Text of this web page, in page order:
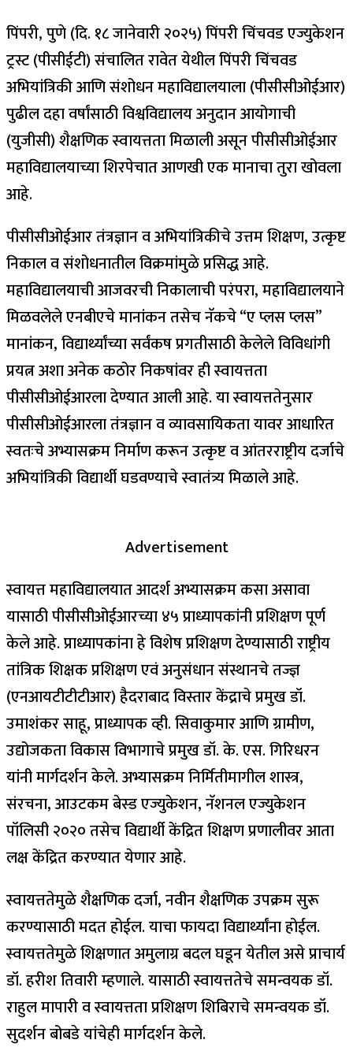
पिंपरी, पुणे (दि. १८ जानेवारी २०२५) पिंपरी चिंचवड एज्युकेशन
ट्रस्ट (पीसीईटी) संचालित रावेत येथील पिंपरी चिंचवड
अभियांत्रिकी आणि संशोधन महाविद्यालयाला (पीसीसीओईआर)
पुढील दहा वर्षांसाठी विश्वविद्यालय अनुदान आयोगाची
(युजीसी) शैक्षणिक स्वायत्तता मिळाली असून पीसीसीओईआर
महाविद्यालयाच्या शिरपेचात आणखी एक मानाचा तुरा खोवला
आहे.
पीसीसीओईआर तंत्रज्ञान व अभियांत्रिकीचे उत्तम शिक्षण, उत्कृष्ट
निकाल व संशोधनातील विक्रमांमुळे प्रसिद्ध आहे.
महाविद्यालयाची आजवरची निकालाची परंपरा, महाविद्यालयाने
मिळवलेले एनबीएचे मानांकन तसेच नॅकचे “ए प्लस प्लस”
मानांकन, विद्यार्थ्यांच्या सर्वंकष प्रगतीसाठी केलेले विविधांगी
प्रयत्न अशा अनेक कठोर निकषांवर ही स्वायत्तता
पीसीसीओईआरला देण्यात आली आहे. या स्वायत्ततेनुसार
पीसीसीओईआरला तंत्रज्ञान व व्यावसायिकता यावर आधारित
स्वतःचे अभ्यासक्रम निर्माण करून उत्कृष्ट व आंतरराष्ट्रीय दर्जाचे
अभियांत्रिकी विद्यार्थी घडवण्याचे स्वातंत्र्य मिळाले आहे.
Advertisement
स्वायत्त महाविद्यालयात आदर्श अभ्यासक्रम कसा असावा
यासाठी पीसीसीओईआरच्या ४५ प्राध्यापकांनी प्रशिक्षण पूर्ण
केले आहे. प्राध्यापकांना हे विशेष प्रशिक्षण देण्यासाठी राष्ट्रीय
तांत्रिक शिक्षक प्रशिक्षण एवं अनुसंधान संस्थानचे तज्ज्ञ
(एनआयटीटीटीआर) हैदराबाद विस्तार केंद्राचे प्रमुख डॉ.
उमाशंकर साहू, प्राध्यापक व्ही. सिवाकुमार आणि ग्रामीण,
उद्योजकता विकास विभागाचे प्रमुख डॉ. के. एस. गिरिधरन
यांनी मार्गदर्शन केले. अभ्यासक्रम निर्मितीमागील शास्त्र,
संरचना, आउटकम बेस्ड एज्युकेशन, नॅशनल एज्युकेशन
पॉलिसी २०२० तसेच विद्यार्थी केंद्रित शिक्षण प्रणालीवर आता
लक्ष केंद्रित करण्यात येणार आहे.
स्वायत्ततेमुळे शैक्षणिक दर्जा, नवीन शैक्षणिक उपक्रम सुरू
करण्यासाठी मदत होईल. याचा फायदा विद्यार्थ्यांना होईल.
स्वायत्ततेमुळे शिक्षणात अमुलाग्र बदल घडून येतील असे प्राचार्य
डॉ. हरीश तिवारी म्हणाले. यासाठी स्वायत्ततेचे समन्वयक डॉ.
राहुल मापारी व स्वायत्तता प्रशिक्षण शिबिराचे समन्वयक डॉ.
सुदर्शन बोबडे यांचेही मार्गदर्शन केले.